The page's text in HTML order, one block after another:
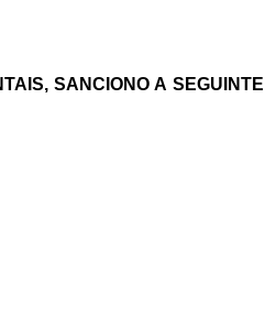
SANCIONO A SEGUINTE